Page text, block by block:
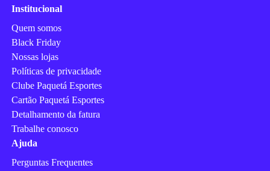
Institucional
Quem somos
Black Friday
Nossas lojas
Políticas de privacidade
Clube Paquetá Esportes
Cartão Paquetá Esportes
Detalhamento da fatura
Trabalhe conosco
Ajuda
Perguntas Frequentes